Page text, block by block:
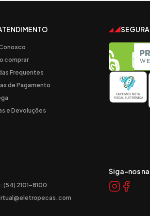
comprar
Frequentes
de Pagamento
e Devoluções
(54) 2101-8100
Siga-nos